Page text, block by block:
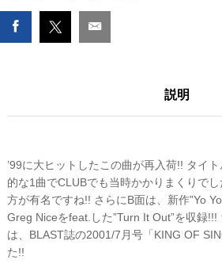
NOW
TURN
量
説明
’99に大ヒットしたこの曲が再入荷!! タイ
的な1曲でCLUBでも当時かかりまくりで
方が有名ですね!! さらにB面は、新作”Yo
Greg Niceをfeat.した”Turn It Out”を収録
は、BLAST誌の2001/7月号「KING OF
た!!